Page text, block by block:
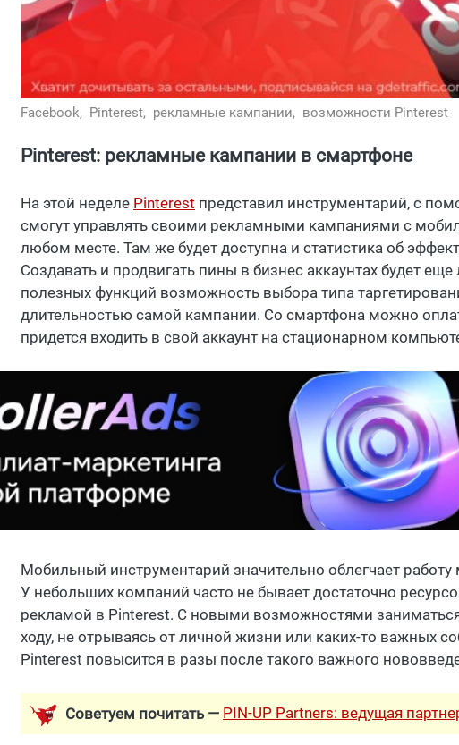
Facebook, Pinterest, рекламные кампании, возможности Pinterest
Pinterest: рекламные кампании в смартфоне
На этой неделе Pinterest представил инструментарий, с
смогут управлять своими рекламными кампаниями с
любом месте. Там же будет доступна и статистика об
Создавать и продвигать пины в бизнес аккаунтах будет
полезных функций возможность выбора типа
длительностью самой кампании. Со смартфона можно
придется входить в свой аккаунт на стационарном
Мобильный инструментарий значительно облегчает работу
У небольших компаний часто не бывает достаточно
рекламой в Pinterest. С новыми возможностями
ходу, не отрываясь от личной жизни или каких-то важных
Pinterest повысится в разы после такого важного
Советуем почитать — PIN-UP Partners: ведущая